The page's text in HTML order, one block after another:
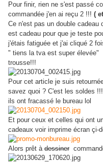
Pour finir, rien ne s'est passé
commandée j'en ai reçu 2 !!! (
Ce n'est pas un double cadeau
est cadeau pour que je teste
j'étais fatiguée et j'ai cliqué 2
" tiens la tva est super élevée"
trousse!!!
Pour cet article je suis
savez quoi ? C'est les soldes !!!
ils ont fracassé le bureau lol
Et pour ceux et celles qui ont
cadeaux voir imprime écran çi-
Alors prêt à dessiner